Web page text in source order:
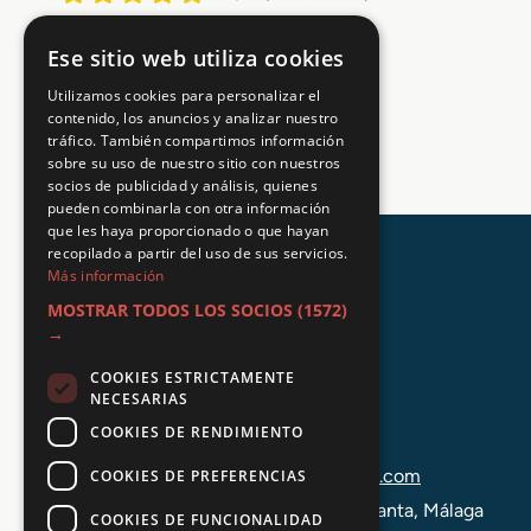
+34 648 403 873
info@tuformacionprofesional.com
C/ Alameda Principal 21, 2ª Planta, Málaga
Ese sitio web utiliza cookies
Utilizamos cookies para personalizar el
contenido, los anuncios y analizar nuestro
tráfico. También compartimos información
sobre su uso de nuestro sitio con nuestros
socios de publicidad y análisis, quienes
pueden combinarla con otra información
que les haya proporcionado o que hayan
recopilado a partir del uso de sus servicios.
Más información
MOSTRAR TODOS LOS SOCIOS (1572)
→
COOKIES ESTRICTAMENTE
NECESARIAS
COOKIES DE RENDIMIENTO
COOKIES DE PREFERENCIAS
COOKIES DE FUNCIONALIDAD